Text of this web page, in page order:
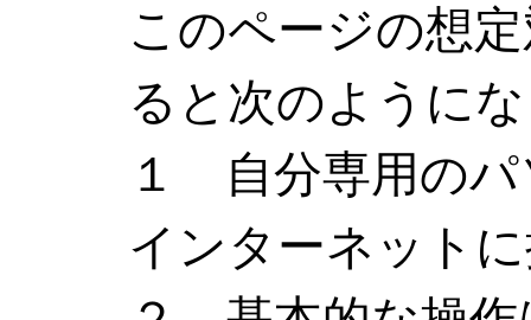
このページの想
ると次のように
１ 自分専用のパ
インターネット